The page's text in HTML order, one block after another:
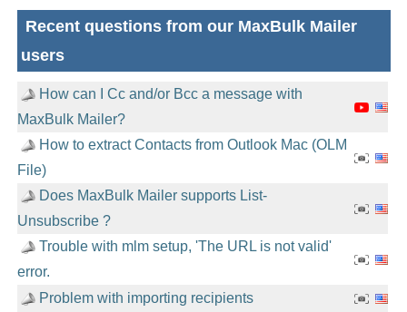
Recent questions from our MaxBulk Mailer
users
How can I Cc and/or Bcc a message with
MaxBulk Mailer?
How to extract Contacts from Outlook Mac (OLM
File)
Does MaxBulk Mailer supports List-
Unsubscribe ?
Trouble with mlm setup, 'The URL is not valid'
error.
Problem with importing recipients